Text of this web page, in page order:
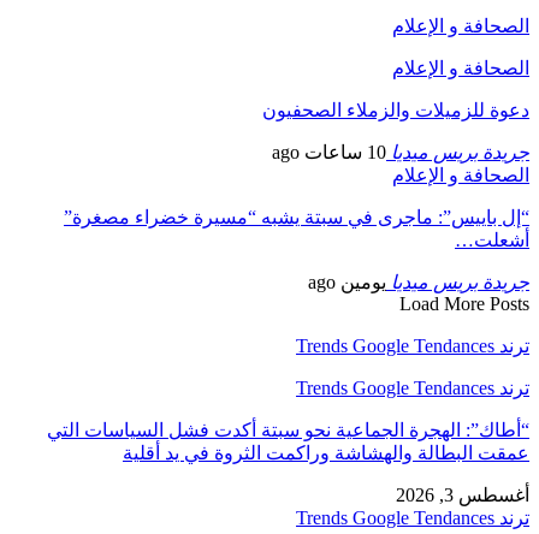
الصحافة و الإعلام
الصحافة و الإعلام
دعوة للزميلات والزملاء الصحفيون
جريدة بريس ميديا 10 ساعات ago
الصحافة و الإعلام
“إل باييس”: ماجرى في سبتة يشبه “مسيرة خضراء مصغرة”
أشعلت…
جريدة بريس ميديا يومين ago
Load More Posts
ترند Trends Google Tendances
ترند Trends Google Tendances
“أطاك”: الهجرة الجماعية نحو سبتة أكدت فشل السياسات التي
عمقت البطالة والهشاشة وراكمت الثروة في يد أقلية
أغسطس 3, 2026
ترند Trends Google Tendances